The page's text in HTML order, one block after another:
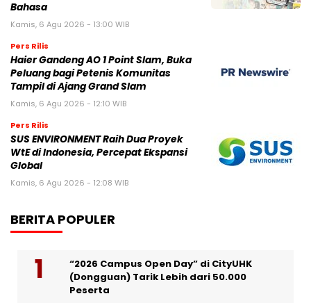
Bahasa
Kamis, 6 Agu 2026 - 13:00 WIB
Pers Rilis
Haier Gandeng AO 1 Point Slam, Buka
Peluang bagi Petenis Komunitas
Tampil di Ajang Grand Slam
Kamis, 6 Agu 2026 - 12:10 WIB
Pers Rilis
SUS ENVIRONMENT Raih Dua Proyek
WtE di Indonesia, Percepat Ekspansi
Global
Kamis, 6 Agu 2026 - 12:08 WIB
BERITA POPULER
“2026 Campus Open Day” di CityUHK
(Dongguan) Tarik Lebih dari 50.000
Peserta